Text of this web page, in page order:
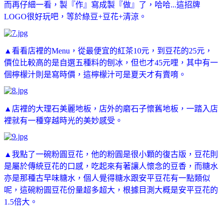
而再仔細一看，製『作』寫成製 『做』了，哈哈...這招牌
LOGO很好玩吧，等於綠豆+豆花+清涼。
▲看看店裡的Menu，從最便宜的紅茶10元，到豆花的25元，
價位比較高的是自選五種料的刨冰，但也才45元哩，其中有一
個檸檬汁則是寫時價，這檸檬汁可是夏天才有賣唷。
▲店裡的大理石美麗地板，店外的磨石子懷舊地板，一踏入店
裡就有一種穿越時光的美妙感受。
▲我點了一碗粉圓豆花，他的粉圓是很小顆的復古版，豆花則
是屬於傳統豆花的口感，吃起來有著讓人懷念的豆香，而糖水
亦是那種古早味糖水，個人覺得糖水跟安平豆花有一點類似
呢，這碗粉圓豆花份量超多超大，根據目測大概是安平豆花的
1.5倍大。